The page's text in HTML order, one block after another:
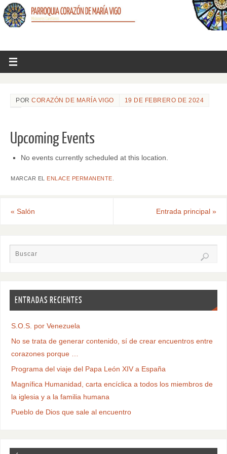
PORCORAZÓN DE MARÍA VIGO 19 DE FEBRERO DE 2024
Upcoming Events
No events currently scheduled at this location.
MARCAR EL ENLACE PERMANENTE
« Salón Entrada principal »
ENTRADAS RECIENTES
S.O.S. por Venezuela
No se trata de generar contenido, sí de crear encuentros entre
corazones porque …
Programa del viaje del Papa León XIV a España
Magnífica Humanidad, carta encíclica a todos los miembros de
la iglesia y a la familia humana
Pueblo de Dios que sale al encuentro